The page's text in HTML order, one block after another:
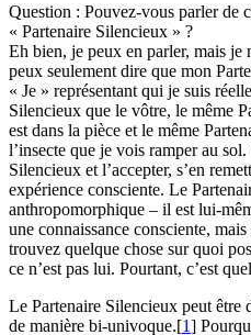
Question : Pouvez-vous parler de
« Partenaire Silencieux » ?
Eh bien, je peux en parler, mais je
peux seulement dire que mon
« Je » représentant qui je suis
Silencieux que le vôtre, le même
est dans la pièce et le même
l’insecte que je vois ramper au
Silencieux et l’accepter, s’en
expérience consciente. Le
anthropomorphique – il est lui-
une connaissance consciente,
trouvez quelque chose sur quoi
ce n’est pas lui. Pourtant, c’est
Le Partenaire Silencieux peut être
de manière bi-univoque.[1]